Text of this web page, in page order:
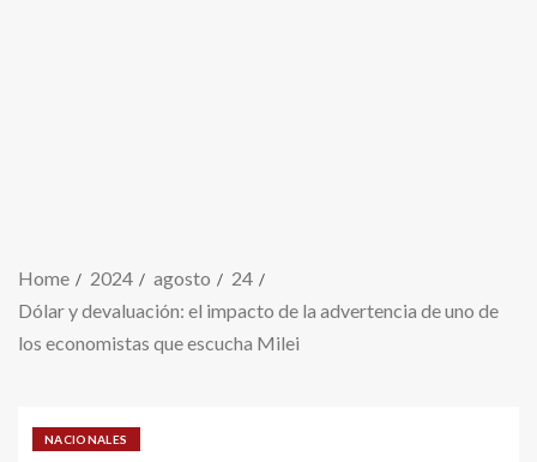
Home 2024 agosto
24
Dólar y devaluación: el impacto de la advertencia de uno de
los economistas que escucha Milei
NACIONALES